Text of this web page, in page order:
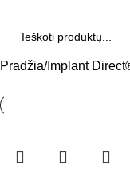
Pradžia Implant